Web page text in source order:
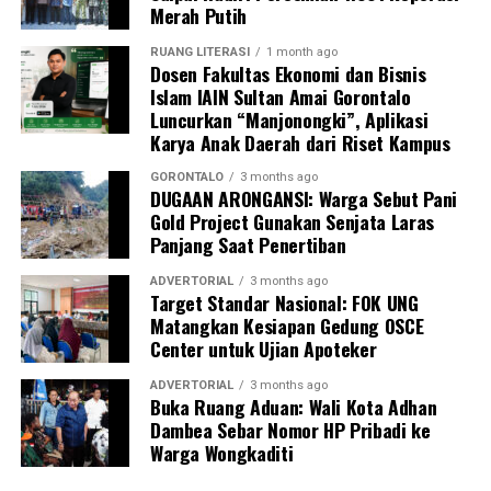
Dalam kesempatan tersebut, dr. Darsianti Tuna
menanyakan latar belakang pendidikanKepala SPPG
Mongolato
, yang kemudian dijelaskan bahwa pejabat
tersebut merupakansarjana akuntansi publik.
Komisi IV DPRD Provinsi Gorontalo menegaskan akan
terus melakukanpengawasan dan evaluasiterhadap
implementasi programMakan Bergizi Gratis agar
berjalan sesuai sasaran — yakni meningkatkan gizi,
kesehatan, dan semangat belajar siswa di seluruh
sekolah di Provinsi Gorontalo.
Merah Putih
RUANG LITERASI 1 month ago
Dosen Fakultas Ekonomi dan Bisnis
Islam IAIN Sultan Amai Gorontalo
Luncurkan “Manjonongki”, Aplikasi
Karya Anak Daerah dari Riset Kampus
GORONTALO 3 months ago
DUGAAN ARONGANSI: Warga Sebut Pani
Gold Project Gunakan Senjata Laras
Panjang Saat Penertiban
ADVERTORIAL 3 months ago
Target Standar Nasional: FOK UNG
Matangkan Kesiapan Gedung OSCE
Center untuk Ujian Apoteker
ADVERTORIAL 3 months ago
Buka Ruang Aduan: Wali Kota Adhan
Dambea Sebar Nomor HP Pribadi ke
Warga Wongkaditi